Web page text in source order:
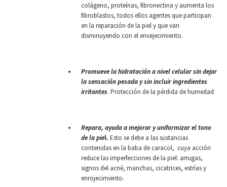
colágeno, proteínas, fibronectina y aumenta los
fibroblastos, todos ellos agentes que participan
en la reparación de la piel y que van
disminuyendo con el envejecimiento.
Promueve la hidratación a nivel celular sin dejar
la sensación pesada y sin incluir ingredientes
irritantes. Protección de la pérdida de humedad
Repara, ayuda a mejorar y uniformizar el tono
de la piel. Esto se debe a las sustancias
contenidas en la baba de caracol, cuya acción
reduce las imperfecciones de la piel: arrugas,
signos del acné, manchas, cicatrices, estrías y
enrojecimiento.